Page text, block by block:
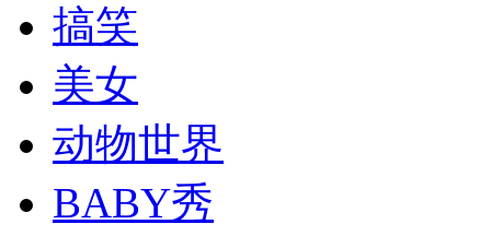
消防员救轻生者
搞笑
美女
动物世界
BABY秀